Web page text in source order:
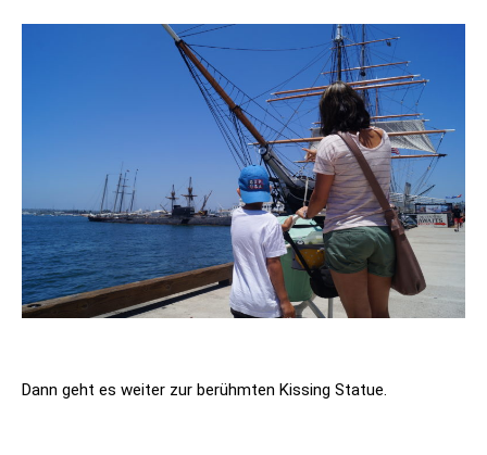
Dann geht es weiter zur berühmten Kissing Statue.